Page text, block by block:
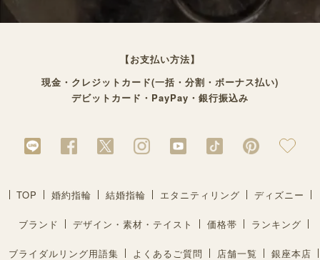
【お支払い方法】
現金・クレジットカード(一括・分割・ボーナス払い)
デビットカード・PayPay・銀行振込み
TOP 婚約指輪 結婚指輪 エタニティリング ディズニー
ブランド デザイン・素材・テイスト 価格帯 ランキング
ブライダルリング用語集 よくあるご質問 店舗一覧 銀座本店